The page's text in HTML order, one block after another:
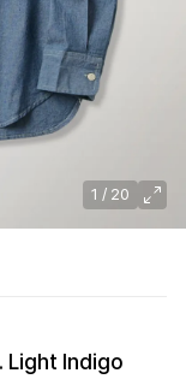
1 / 20
Light Indigo